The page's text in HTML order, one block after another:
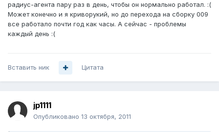
радиус-агента пару раз в день, чтобы он нормально работал. :(
Может конечно и я криворукий, но до перехода на сборку 009
все работало почти год как часы. А сейчас - проблемы
каждый день :(
Вставить ник Цитата
jp1111
Опубликовано 13 октября, 2011